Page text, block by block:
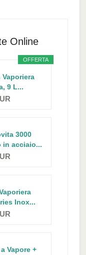
Online
OFFERTA
9 L...
3000
in acciaio...
Inox...
Vapore +